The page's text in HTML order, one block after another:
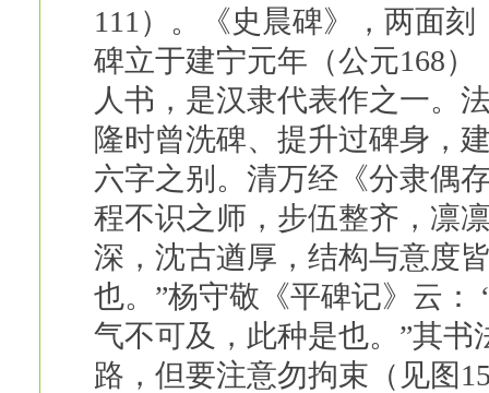
111）。《史晨碑》，两面
碑立于建宁元年（公元168
人书，是汉隶代表作之一。
隆时曾洗碑、提升过碑身，
六字之别。清万经《分隶偶
程不识之师，步伍整齐，凛
深，沈古遒厚，结构与意度
也。”杨守敬《平碑记》云：
气不可及，此种是也。”其
路，但要注意勿拘束（见图